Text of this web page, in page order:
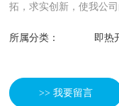
拓，求实创新，使我公
所属分类： 即热
>> 我要留言